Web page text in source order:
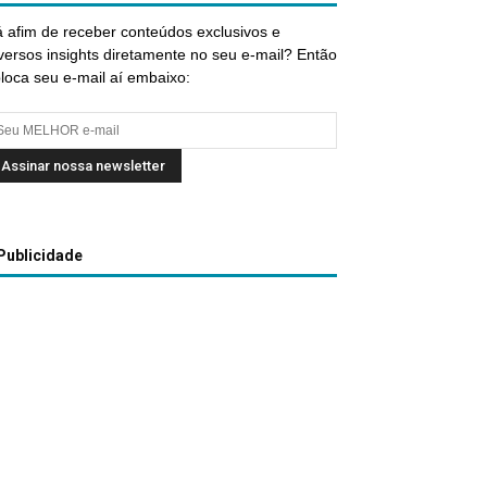
afim de receber conteúdos exclusivos e
insights diretamente no seu e-mail? Então
seu e-mail aí embaixo:
Publicidade